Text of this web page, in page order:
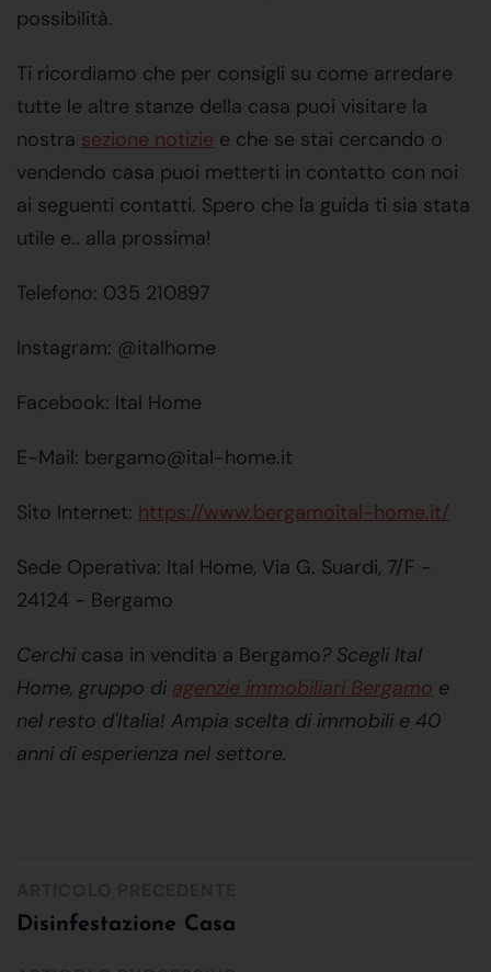
possibilità.
Ti ricordiamo che per consigli su come arredare
tutte le altre stanze della casa puoi visitare la
nostra sezione notizie e che se stai cercando o
vendendo casa puoi metterti in contatto con noi
ai seguenti contatti. Spero che la guida ti sia stata
utile e.. alla prossima!
Telefono: 035 210897
Instagram: @italhome
Facebook: Ital Home
E-Mail: bergamo@ital-home.it
Sito Internet: https://www.bergamoital-home.it/
Sede Operativa: Ital Home, Via G. Suardi, 7/F -
24124 - Bergamo
Cerchi casa in vendita a Bergamo? Scegli Ital
Home, gruppo di agenzie immobiliari Bergamo e
nel resto d'Italia! Ampia scelta di immobili e 40
anni di esperienza nel settore.
Disinfestazione Casa